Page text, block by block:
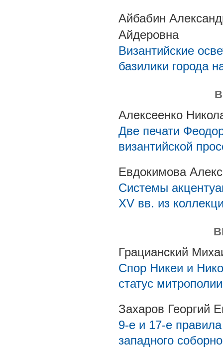
Айбабин
Айдеровна
Византийские
базилики города
Алексеенко
Две печати
византийской
Евдокимова
Системы
XV вв. из
Грацианский
Спор Никеи и
статус
Захаров Георгий
9-е и 17-е
западного